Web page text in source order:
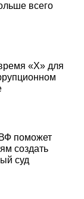
всего
«Х» для
поможет
создать
суд